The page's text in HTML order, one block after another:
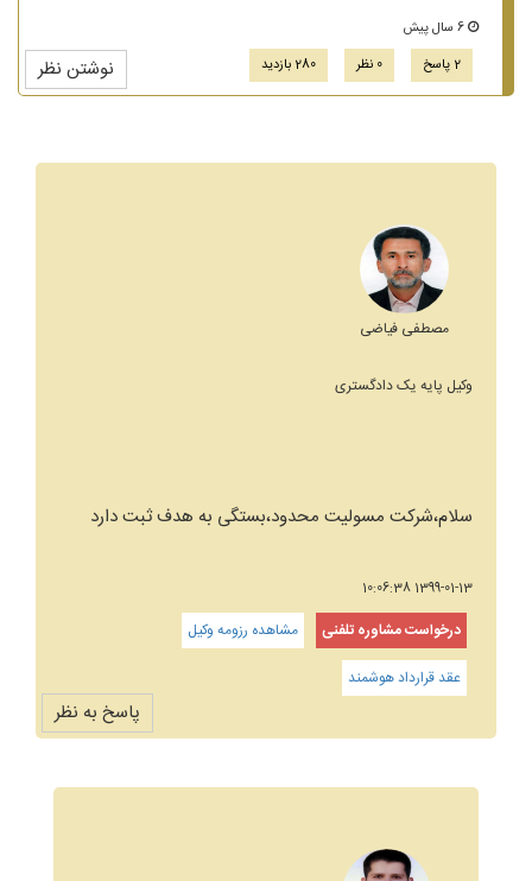
2 پاسخ
0 نظر 280 بازدید نوشتن نظر
مصطفی فیاضی
وکیل پایه یک دادگستری
سلام،شرکت مسولیت محدود،بستگی به هدف ثبت دارد
1399-01-13 10:06:38
درخواست مشاوره تلفنی
مشاهده رزومه وکیل
عقد قرارداد هوشمند
پاسخ به نظر